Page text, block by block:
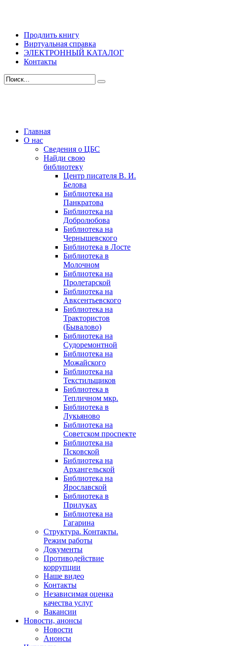
Продлить книгу
Виртуальная справка
ЭЛЕКТРОННЫЙ КАТАЛОГ
Контакты
Главная
О нас
Сведения о ЦБС
Найди свою
библиотеку
Центр писателя В. И.
Белова
Библиотека на
Панкратова
Библиотека на
Добролюбова
Библиотека на
Чернышевского
Библиотека в Лосте
Библиотека в
Молочном
Библиотека на
Пролетарской
Библиотека на
Авксентьевского
Библиотека на
Трактористов
(Бывалово)
Библиотека на
Судоремонтной
Библиотека на
Можайского
Библиотека на
Текстильщиков
Библиотека в
Тепличном мкр.
Библиотека в
Лукьяново
Библиотека на
Советском проспекте
Библиотека на
Псковской
Библиотека на
Архангельской
Библиотека на
Ярославской
Библиотека в
Прилуках
Библиотека на
Гагарина
Структура. Контакты.
Режим работы
Документы
Противодействие
коррупции
Наше видео
Контакты
Независимая оценка
качества услуг
Вакансии
Новости, анонсы
Новости
Анонсы